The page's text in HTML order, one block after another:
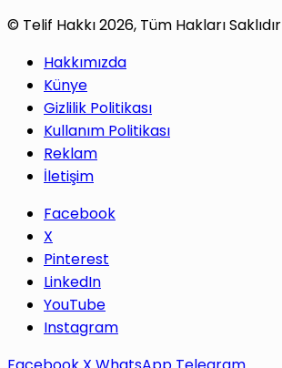
© Telif Hakkı 2026, Tüm Hakları Saklıdır
Hakkımızda
Künye
Gizlilik Politikası
Kullanım Politikası
Reklam
İletişim
Facebook
X
Pinterest
LinkedIn
YouTube
Instagram